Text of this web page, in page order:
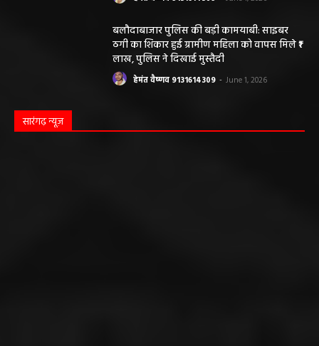
बलौदाबाजार पुलिस की बड़ी कामयाबी: साइबर
ठगी का शिकार हुई ग्रामीण महिला को वापस मिले ₹1
लाख, पुलिस ने दिखाई मुस्तैदी
हेमंत वैष्णव 9131614309 - June 1, 2026
सारंगढ़ न्यूज़